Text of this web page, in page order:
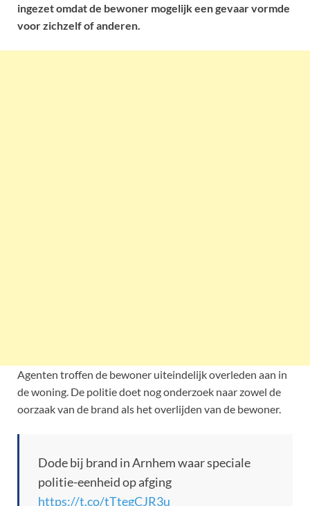
ingezet omdat de bewoner mogelijk een gevaar vormde
voor zichzelf of anderen.
Agenten troffen de bewoner uiteindelijk overleden aan in
de woning. De politie doet nog onderzoek naar zowel de
oorzaak van de brand als het overlijden van de bewoner.
Dode bij brand in Arnhem waar speciale
politie-eenheid op afging
https://t.co/tTtegCJR3u